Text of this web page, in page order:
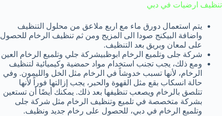
تنظيف ارضيات في دبي
يتم استعمال دورق ماء مع اربع ملاعق من محلول التنظيف
واضافة البيكنج صودا الى المزيج ومن ثم تنظيف الرخام للحصول
على لمعان وبريق بعد التنظيف.
شركة جلى وتلميع الرخام ابوظبيشركة جلي وتلميع الرخام العين
ومع ذلك، يجب تجنب استخدام مواد حمضية وكيميائية لتنظيف
الرخام، لأنها تسبب خدوشاً في الرخام مثل الخل والليمون. وفي
حالة انسكاب بقع مثل القهوة والحبر، يجب إزالتها فوراً لأنها
تتلصق بالرخام ويصعب تنظيفها بعد ذلك. يمكنك أيضًا أن تستعين
بشركة متخصصة في تلميع وتنظيف الرخام مثل شركة جلى
وتلميع الرخام في دبي، للحصول على رخام جديد ونظيف.